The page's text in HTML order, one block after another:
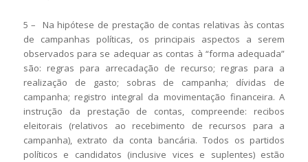
5 – Na hipótese de prestação de contas relativas às contas
de campanhas políticas, os principais aspectos a serem
observados para se adequar as contas à “forma adequada”
são: regras para arrecadação de recurso; regras para a
realização de gasto; sobras de campanha; dívidas de
campanha; registro integral da movimentação financeira. A
instrução da prestação de contas, compreende: recibos
eleitorais (relativos ao recebimento de recursos para a
campanha), extrato da conta bancária. Todos os partidos
políticos e candidatos (inclusive vices e suplentes) estão